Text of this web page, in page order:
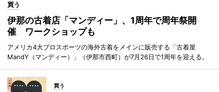
買う
伊那の古着店「マンディー」、1周年で周年祭開
催 ワークショップも
アメリカ4大プロスポーツの海外古着をメインに販売する「古着屋
MandY（マンディー）」（伊那市西町）が7月26日で1周年を迎える。
買う